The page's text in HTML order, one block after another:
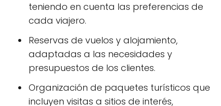
teniendo en cuenta las preferencias de
cada viajero.
Reservas de vuelos y alojamiento,
adaptadas a las necesidades y
presupuestos de los clientes.
Organización de paquetes turísticos que
incluyen visitas a sitios de interés,